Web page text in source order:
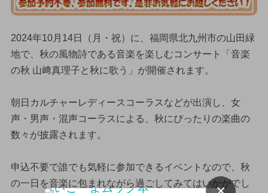
2024年10月14日（月・祝）に、福岡県北九州市の山田緑
地で、秋の風物詩である音楽を楽しむコンサート「音楽
の秋 山﨑真理子と秋に歌う」が開催されます。
朝日カルチャーレディースコーラスなどが出演し、女
声・男声・混声コーラスによる、秋にぴったりの楽曲の
数々が披露されます。
申込不要で誰でも気軽に参加できるイベントなので、秋
の一日を音楽に包まれながら過ごしてみてはいかがでし